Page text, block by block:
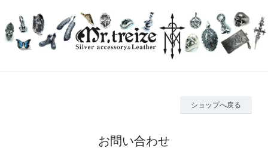
ショップへ戻る
お問い合わせ